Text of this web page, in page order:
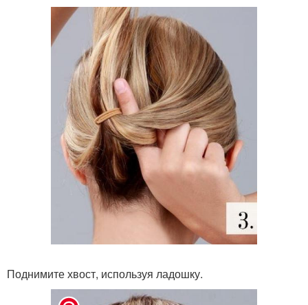
Поднимите хвост, используя ладошку.